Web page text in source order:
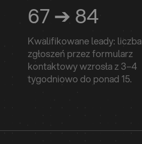
67 ➔ 84
Kwalifikowane leady: liczba
zgłoszeń przez formularz
kontaktowy wzrosła z 3–4
tygodniowo do ponad 15.
Select tab